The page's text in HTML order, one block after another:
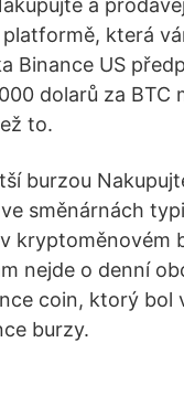
a
která
Binance US
dolarů za
to.
burzou
směnárnách
kryptoměnovém
nejde o denní
coin, ktorý bol
burzy.